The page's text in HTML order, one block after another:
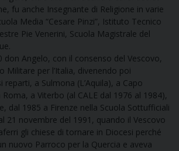
fu anche Insegnante di Religione in varie
Media “Cesare Pinzi”, Istituto Tecnico
Pie Venerini, Scuola Magistrale del
don Angelo, con il consenso del Vescovo,
Militare per l’Italia, divenendo poi
reparti, a Sulmona (L’Aquila), a Capo
a Viterbo (al CALE dal 1976 al 1984),
dal 1985 a Firenze nella Scuola Sottufficiali
21 novembre del 1991, quando il Vescovo
gli chiese di tornare in Diocesi perché
nuovo Parroco per la Quercia e aveva